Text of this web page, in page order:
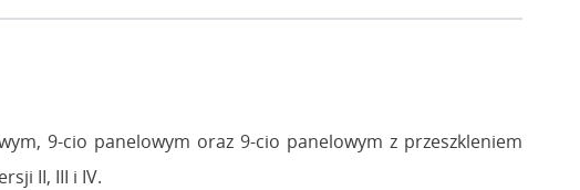
9-cio panelowym oraz 9-cio panelowym z przeszkleniem
II, III i IV.